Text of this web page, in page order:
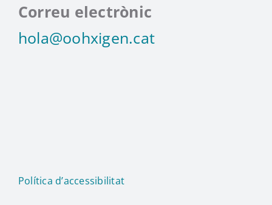
Correu electrònic
hola@oohxigen.cat
Política d’accessibilitat